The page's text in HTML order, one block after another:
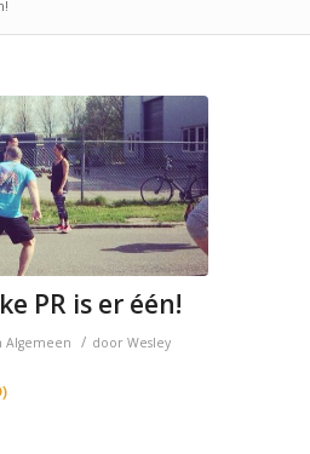
PR is er één!
Algemeen / door Wesley